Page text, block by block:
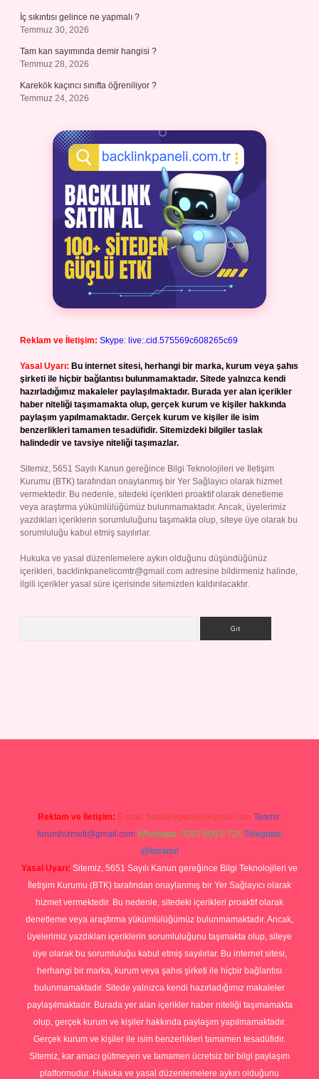
İç sıkıntısı gelince ne yapmalı ?
Temmuz 30, 2026
Tam kan sayımında demir hangisi ?
Temmuz 28, 2026
Karekök kaçıncı sınıfta öğreniliyor ?
Temmuz 24, 2026
Reklam ve İletişim: Skype: live:.cid.575569c608265c69
Yasal Uyarı: Bu internet sitesi, herhangi bir marka, kurum veya şahıs
şirketi ile hiçbir bağlantısı bulunmamaktadır. Sitede yalnızca kendi
hazırladığımız makaleler paylaşılmaktadır. Burada yer alan içerikler
haber niteliği taşımamakta olup, gerçek kurum ve kişiler hakkında
paylaşım yapılmamaktadır. Gerçek kurum ve kişiler ile isim
benzerlikleri tamamen tesadüfidir. Sitemizdeki bilgiler taslak
halindedir ve tavsiye niteliği taşımazlar.
Sitemiz, 5651 Sayılı Kanun gereğince Bilgi Teknolojileri ve İletişim
Kurumu (BTK) tarafından onaylanmış bir Yer Sağlayıcı olarak hizmet
vermektedir. Bu nedenle, sitedeki içerikleri proaktif olarak denetleme
veya araştırma yükümlülüğümüz bulunmamaktadır. Ancak, üyelerimiz
yazdıkları içeriklerin sorumluluğunu taşımakta olup, siteye üye olarak bu
sorumluluğu kabul etmiş sayılırlar.
Hukuka ve yasal düzenlemelere aykırı olduğunu düşündüğünüz
içerikleri, backlinkpanelicomtr@gmail.com adresine bildirmeniz halinde,
ilgili içerikler yasal süre içerisinde sitemizden kaldırılacaktır.
Reklam ve İletişim: E-mail: backlinkpaneli@gmail.com Teams:
forumhizmeti@gmail.com Whatsapp: 0262 606 0 726 Telegram:
@karabul
Yasal Uyarı: Sitemiz, 5651 Sayılı Kanun gereğince Bilgi Teknolojileri ve
İletişim Kurumu (BTK) tarafından onaylanmış bir Yer Sağlayıcı olarak
hizmet vermektedir. Bu nedenle, sitedeki içerikleri proaktif olarak
denetleme veya araştırma yükümlülüğümüz bulunmamaktadır. Ancak,
üyelerimiz yazdıkları içeriklerin sorumluluğunu taşımakta olup, siteye
üye olarak bu sorumluluğu kabul etmiş sayılırlar. Bu internet sitesi,
herhangi bir marka, kurum veya şahıs şirketi ile hiçbir bağlantısı
bulunmamaktadır. Sitede yalnızca kendi hazırladığımız makaleler
paylaşılmaktadır. Burada yer alan içerikler haber niteliği taşımamakta
olup, gerçek kurum ve kişiler hakkında paylaşım yapılmamaktadır.
Gerçek kurum ve kişiler ile isim benzerlikleri tamamen tesadüfidir.
Sitemiz, kar amacı gütmeyen ve tamamen ücretsiz bir bilgi paylaşım
platformudur. Hukuka ve yasal düzenlemelere aykırı olduğunu